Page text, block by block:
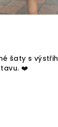
šaty s
❤️